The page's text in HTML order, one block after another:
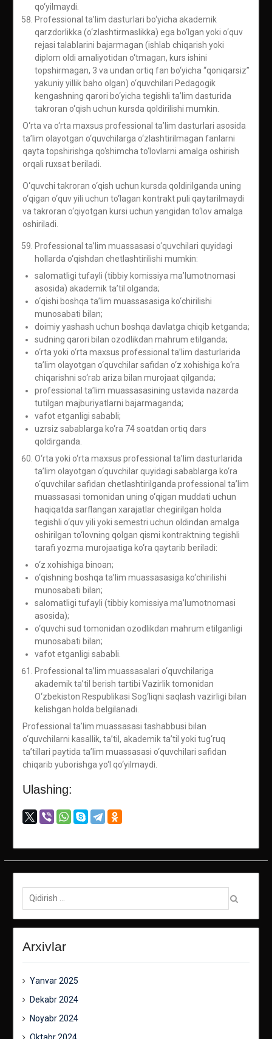
qo‘yilmaydi.
Professional ta’lim dasturlari bo‘yicha akademik
qarzdorlikka (o‘zlashtirmaslikka) ega bo‘lgan yoki o‘quv
rejasi talablarini bajarmagan (ishlab chiqarish yoki
diplom oldi amaliyotidan o‘tmagan, kurs ishini
topshirmagan, 3 va undan ortiq fan bo‘yicha “qoniqarsiz”
yakuniy yillik baho olgan) o‘quvchilari Pedagogik
kengashning qarori bo‘yicha tegishli ta’lim dasturida
takroran o‘qish uchun kursda qoldirilishi mumkin.
O‘rta va o‘rta maxsus professional ta’lim dasturlari asosida
ta’lim olayotgan o‘quvchilarga o‘zlashtirilmagan fanlarni
qayta topshirishga qo‘shimcha to‘lovlarni amalga oshirish
orqali ruxsat beriladi.
O‘quvchi takroran o‘qish uchun kursda qoldirilganda uning
o‘qigan o‘quv yili uchun to‘lagan kontrakt puli qaytarilmaydi
va takroran o‘qiyotgan kursi uchun yangidan to‘lov amalga
oshiriladi.
Professional ta’lim muassasasi o‘quvchilari quyidagi
hollarda o‘qishdan chetlashtirilishi mumkin:
salomatligi tufayli (tibbiy komissiya ma’lumotnomasi
asosida) akademik ta’til olganda;
o‘qishi boshqa ta’lim muassasasiga ko‘chirilishi
munosabati bilan;
doimiy yashash uchun boshqa davlatga chiqib ketganda;
sudning qarori bilan ozodlikdan mahrum etilganda;
o‘rta yoki o‘rta maxsus professional ta’lim dasturlarida
ta’lim olayotgan o‘quvchilar safidan o‘z xohishiga ko‘ra
chiqarishni so‘rab ariza bilan murojaat qilganda;
professional ta’lim muassasasining ustavida nazarda
tutilgan majburiyatlarni bajarmaganda;
vafot etganligi sababli;
uzrsiz sabablarga ko‘ra 74 soatdan ortiq dars
qoldirganda.
O‘rta yoki o‘rta maxsus professional ta’lim dasturlarida
ta’lim olayotgan o‘quvchilar quyidagi sabablarga ko‘ra
o‘quvchilar safidan chetlashtirilganda professional ta’lim
muassasasi tomonidan uning o‘qigan muddati uchun
haqiqatda sarflangan xarajatlar chegirilgan holda
tegishli o‘quv yili yoki semestri uchun oldindan amalga
oshirilgan to‘lovning qolgan qismi kontraktning tegishli
tarafi yozma murojaatiga ko‘ra qaytarib beriladi:
o‘z xohishiga binoan;
o‘qishning boshqa ta’lim muassasasiga ko‘chirilishi
munosabati bilan;
salomatligi tufayli (tibbiy komissiya ma’lumotnomasi
asosida);
o‘quvchi sud tomonidan ozodlikdan mahrum etilganligi
munosabati bilan;
vafot etganligi sababli.
Professional ta’lim muassasalari o‘quvchilariga
akademik ta’til berish tartibi Vazirlik tomonidan
O‘zbekiston Respublikasi Sog‘liqni saqlash vazirligi bilan
kelishgan holda belgilanadi.
Professional ta’lim muassasasi tashabbusi bilan
o‘quvchilarni kasallik, ta’til, akademik ta’til yoki tug‘ruq
ta’tillari paytida ta’lim muassasasi o‘quvchilari safidan
chiqarib yuborishga yo‘l qo‘yilmaydi.
Ulashing:
Qidirish:
Arxivlar
Yanvar 2025
Dekabr 2024
Noyabr 2024